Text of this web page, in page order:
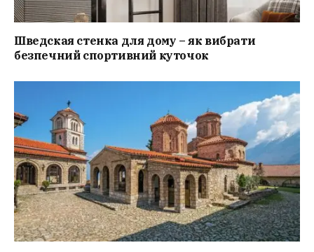
Шведская стенка для дому – як вибрати
безпечний спортивний куточок